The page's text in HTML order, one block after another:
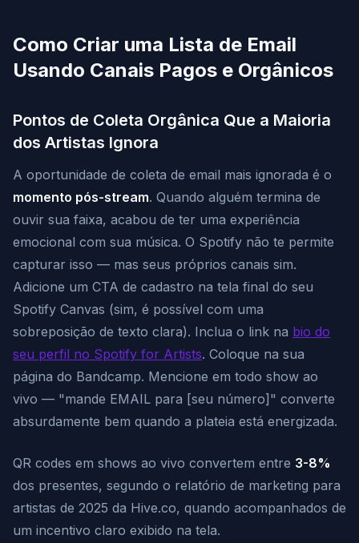
Como Criar uma Lista de Email
Usando Canais Pagos e Orgânicos
Pontos de Coleta Orgânica Que a Maioria
dos Artistas Ignora
A oportunidade de coleta de email mais ignorada é o
momento pós-stream. Quando alguém termina de
ouvir sua faixa, acabou de ter uma experiência
emocional com sua música. O Spotify não te permite
capturar isso — mas seus próprios canais sim.
Adicione um CTA de cadastro na tela final do seu
Spotify Canvas (sim, é possível com uma
sobreposição de texto clara). Inclua o link na bio do
seu perfil no Spotify for Artists. Coloque na sua
página do Bandcamp. Mencione em todo show ao
vivo — "mande EMAIL para [seu número]" converte
absurdamente bem quando a plateia está energizada.
QR codes em shows ao vivo convertem entre 3-8%
dos presentes, segundo o relatório de marketing para
artistas de 2025 da Hive.co, quando acompanhados de
um incentivo claro exibido na tela.